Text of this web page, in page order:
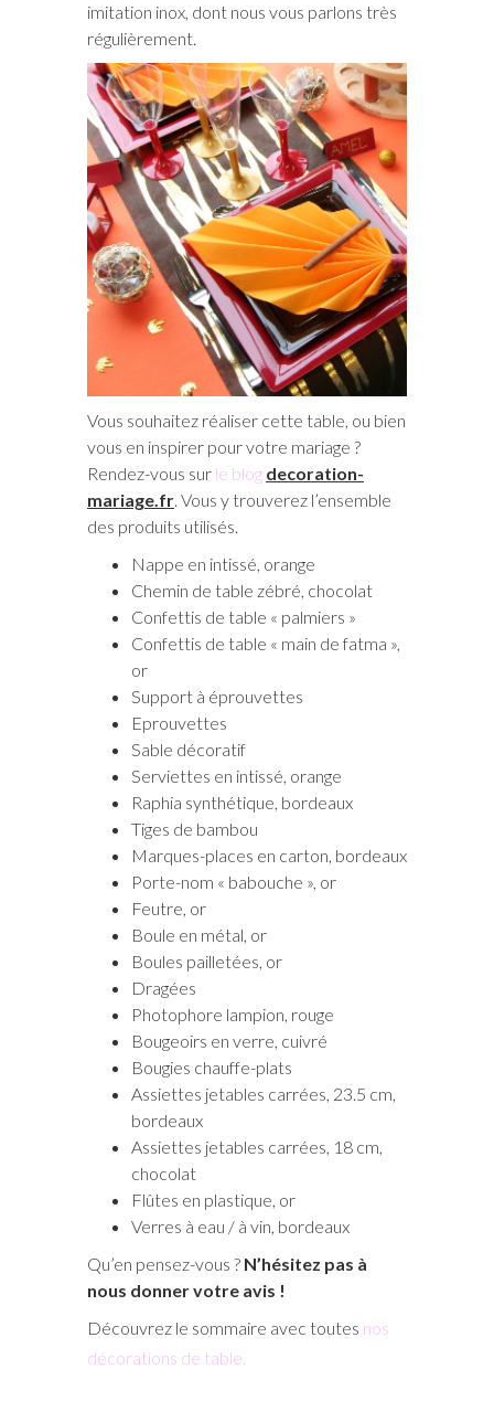
imitation inox, dont nous vous parlons très
régulièrement.
Vous souhaitez réaliser cette table, ou bien
vous en inspirer pour votre mariage ?
Rendez-vous sur le blog decoration-
mariage.fr. Vous y trouverez l’ensemble
des produits utilisés.
Nappe en intissé, orange
Chemin de table zébré, chocolat
Confettis de table « palmiers »
Confettis de table « main de fatma »,
or
Support à éprouvettes
Eprouvettes
Sable décoratif
Serviettes en intissé, orange
Raphia synthétique, bordeaux
Tiges de bambou
Marques-places en carton, bordeaux
Porte-nom « babouche », or
Feutre, or
Boule en métal, or
Boules pailletées, or
Dragées
Photophore lampion, rouge
Bougeoirs en verre, cuivré
Bougies chauffe-plats
Assiettes jetables carrées, 23.5 cm,
bordeaux
Assiettes jetables carrées, 18 cm,
chocolat
Flûtes en plastique, or
Verres à eau / à vin, bordeaux
Qu’en pensez-vous ? N’hésitez pas à
nous donner votre avis !
Découvrez le sommaire avec toutes nos
décorations de table.